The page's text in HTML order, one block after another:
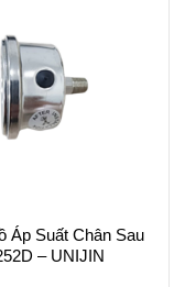
Áp Suất Chân Sau
– UNIJIN